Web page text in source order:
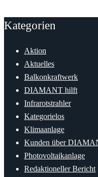
Kategorien
Aktion
Aktuelles
Balkonkraftwerk
DIAMANT hilft
Infrarotstrahler
Kategorielos
Klimaanlage
Kunden über
Photovoltaikanlage
Redaktioneller Bericht